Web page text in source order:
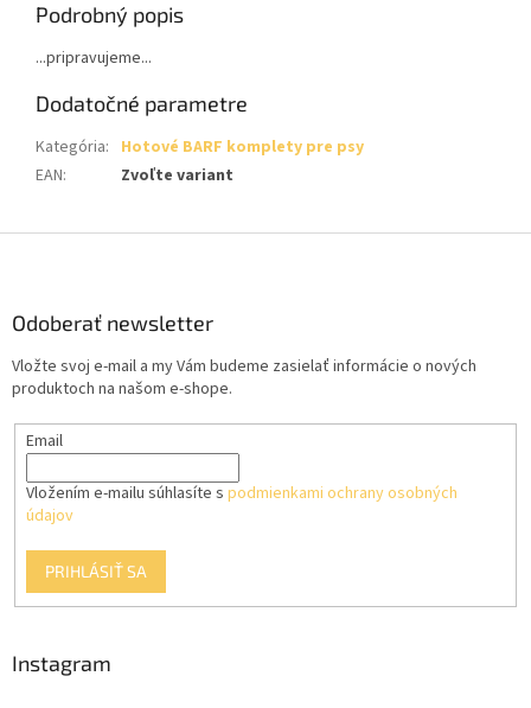
Podrobný popis
...pripravujeme...
Dodatočné parametre
Kategória: Hotové BARF komplety pre psy
EAN: Zvoľte variant
Odoberať newsletter
Vložte svoj e-mail a my Vám budeme zasielať informácie o nových
produktoch na našom e-shope.
Email
Vložením e-mailu súhlasíte s podmienkami ochrany osobných
údajov
PRIHLÁSIŤ SA
Instagram